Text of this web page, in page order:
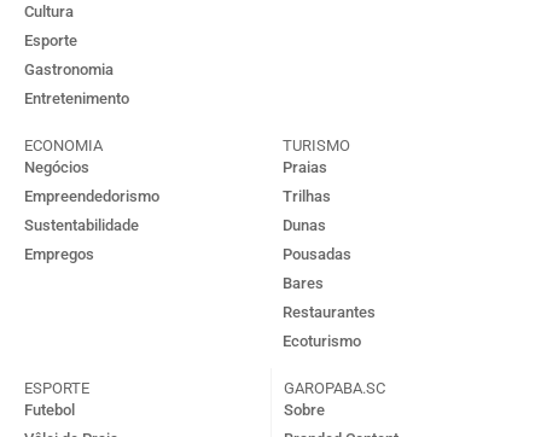
Cultura
Esporte
Gastronomia
Entretenimento
ECONOMIA
Negócios
Empreendedorismo
Sustentabilidade
Empregos
TURISMO
Praias
Trilhas
Dunas
Pousadas
Bares
Restaurantes
Ecoturismo
ESPORTE
Futebol
GAROPABA.SC
Sobre